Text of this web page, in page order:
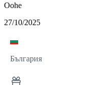
Oohe
27/10/2025
България